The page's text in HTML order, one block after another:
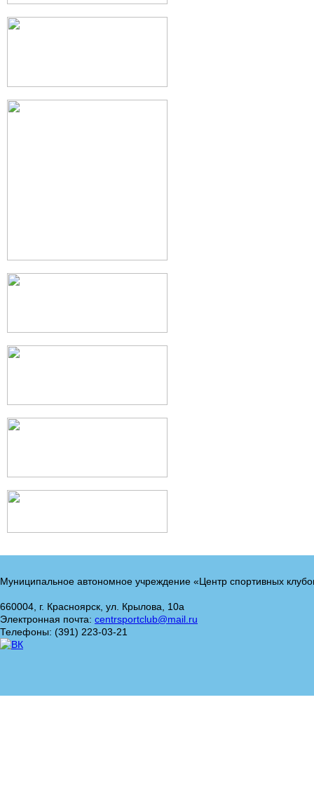
Муниципальное автономное учреждение «Центр спортивных
660004, г. Красноярск, ул. Крылова, 10а
Электронная почта: centrsportclub@mail.ru
Телефоны: (391) 223-03-21